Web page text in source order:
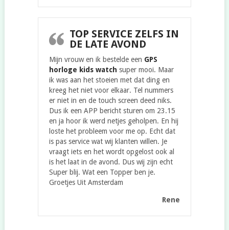
TOP SERVICE ZELFS IN
DE LATE AVOND
Mijn vrouw en ik bestelde een GPS
horloge kids watch super mooi. Maar
ik was aan het stoeien met dat ding en
kreeg het niet voor elkaar. Tel nummers
er niet in en de touch screen deed niks.
Dus ik een APP bericht sturen om 23.15
en ja hoor ik werd netjes geholpen. En hij
loste het probleem voor me op. Echt dat
is pas service wat wij klanten willen. Je
vraagt iets en het wordt opgelost ook al
is het laat in de avond. Dus wij zijn echt
Super blij. Wat een Topper ben je.
Groetjes Uit Amsterdam
Rene